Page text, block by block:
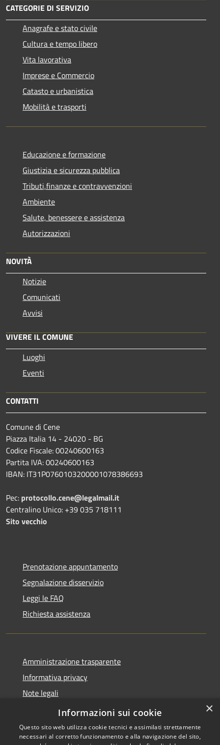
CATEGORIE DI SERVIZIO
Anagrafe e stato civile
Cultura e tempo libero
Vita lavorativa
Imprese e Commercio
Catasto e urbanistica
Mobilità e trasporti
Educazione e formazione
Giustizia e sicurezza pubblica
Tributi,finanze e contravvenzioni
Ambiente
Salute, benessere e assistenza
Autorizzazioni
NOVITÀ
Notizie
Comunicati
Avvisi
VIVERE IL COMUNE
Luoghi
Eventi
CONTATTI
Comune di Cene
Piazza Italia 14 - 24020 - BG
Codice Fiscale: 00240600163
Partita IVA: 00240600163
IBAN: IT31P0760103200001078386693
Pec: protocollo.cene@legalmail.it
Centralino Unico: +39 035 718111
Sito vecchio
Prenotazione appuntamento
Segnalazione disservizio
Leggi le FAQ
Richiesta assistenza
Amministrazione trasparente
Informativa privacy
Note legali
Dichiarazione di accessibilità
×
Informazioni sui cookie
Questo sito web utilizza cookie tecnici e assimilati strettamente
necessari al corretto funzionamento e alla navigazione del sito,